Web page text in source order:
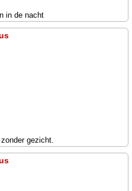
in de nacht
gezicht.